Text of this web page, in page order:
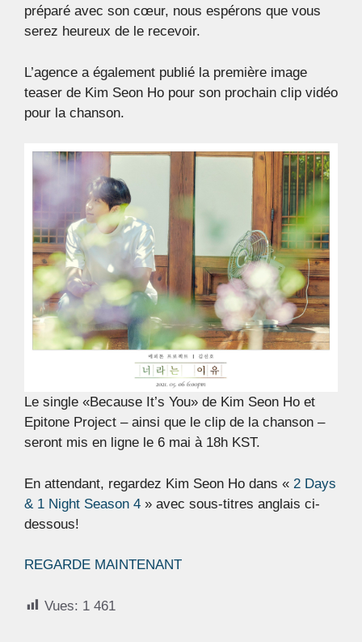
préparé avec son cœur, nous espérons que vous
serez heureux de le recevoir.
L’agence a également publié la première image
teaser de Kim Seon Ho pour son prochain clip vidéo
pour la chanson.
Le single «Because It’s You» de Kim Seon Ho et
Epitone Project – ainsi que le clip de la chanson –
seront mis en ligne le 6 mai à 18h KST.
En attendant, regardez Kim Seon Ho dans « 2 Days
& 1 Night Season 4 » avec sous-titres anglais ci-
dessous!
REGARDE MAINTENANT
Vues: 1 461